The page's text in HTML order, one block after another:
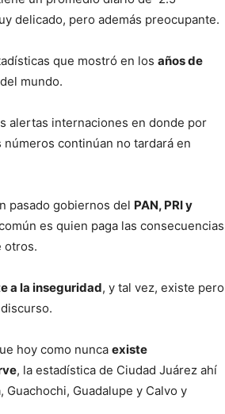
delicado, pero además preocupante.
que mostró en los años de
mundo.
alertas internaciones en donde por
números continúan no tardará en
pasado gobiernos del PAN, PRI y
es quien paga las consecuencias
otros.
a la inseguridad, y tal vez, existe pero
hoy como nunca existe
, la estadística de Ciudad Juárez ahí
Guachochi, Guadalupe y Calvo y